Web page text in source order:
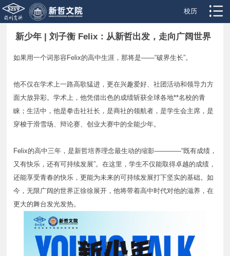
校历
新少年 | 刘子衡 Felix：从新哲出发，走向广阔世界
如果用一个词形容Felix的高中生涯，那将是——“破界生长”。
他不仅在学术上一路高歌猛进，更在兴趣爱好、社团活动和领导力方
面大放异彩。学术上，他凭借出色的成绩斩获全球各地**名校的青
睐；生活中，他是拳击社社长，是商社的领航者，是学生会主席，是
穿梭于滑雪场、辩论赛、创业大赛中的全能少年。
Felix的高中三年，是新哲培养理念最生动的缩影————“既有成绩，
又有快乐，还有可持续发展”。在这里，学生不仅能取得卓越的成绩，
还能享受青春的快乐，更能为未来的可持续发展打下坚实的基础。如
今，无限广阔的世界正徐徐展开，他将带着高中时代对他的滋养，在
更大的舞台发光发热。